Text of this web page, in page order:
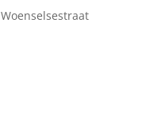
Woenselsestraat